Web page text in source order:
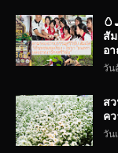
สั
อ
วัน
ส
ค
วัน